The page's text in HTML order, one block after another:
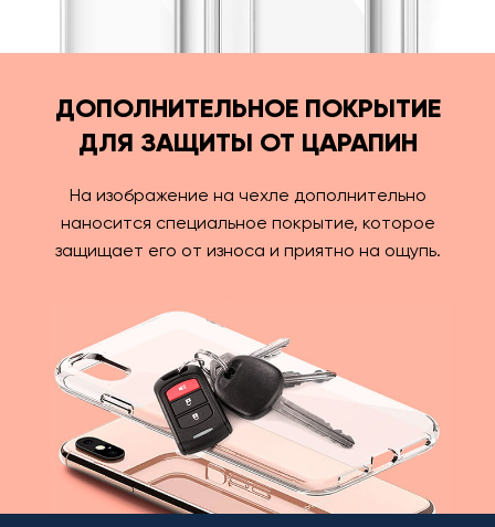
ДОПОЛНИТЕЛЬНОЕ ПОКРЫТИЕ
ДЛЯ ЗАЩИТЫ ОТ ЦАРАПИН
На изображение на чехле дополнительно
наносится специальное покрытие, которое
защищает его от износа и приятно на ощупь.